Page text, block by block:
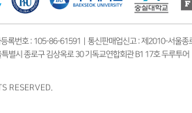
록번호 : 105-86-61591 | 통신판매업신고 : 제2010-서울종
별시 종로구 김상옥로 30 기독교연합회관 B1 17호 두루투
RESERVED.